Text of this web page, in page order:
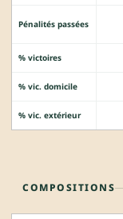
Pénalités passées
% victoires
% vic. domicile
% vic. extérieur
COMPOSITIONS